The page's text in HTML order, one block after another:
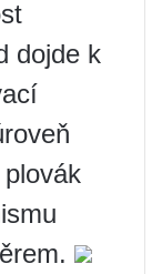
dojde k